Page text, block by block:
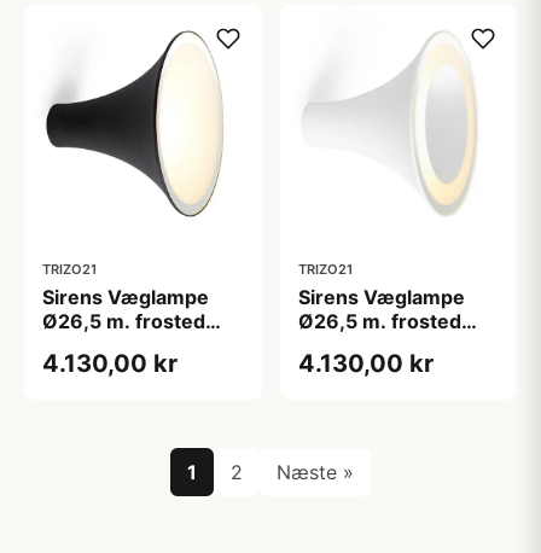
TRIZO21
Sirens Væglampe
Ø26,5 m. frosted
Sort
4.130,00 kr
TRIZO21
Sirens Væglampe
Ø26,5 m. frosted
Hvid
4.130,00 kr
1 2 Næste »